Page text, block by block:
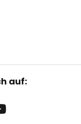
auf: